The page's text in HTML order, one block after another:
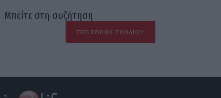
Μπείτε στη συζήτηση
ΠΡΟΣΘΉΚΗ ΣΧΟΛΊΟΥ